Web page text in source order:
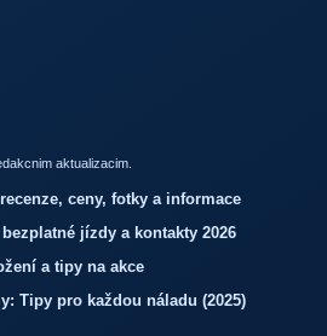
aktualizacim.
ceny, fotky a informace
jízdy a kontakty 2026
a tipy na akce
Tipy pro každou náladu (2025)